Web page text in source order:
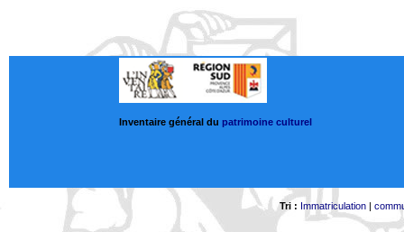
Inventaire général du patrimoine culturel
Tri : Immatriculation|